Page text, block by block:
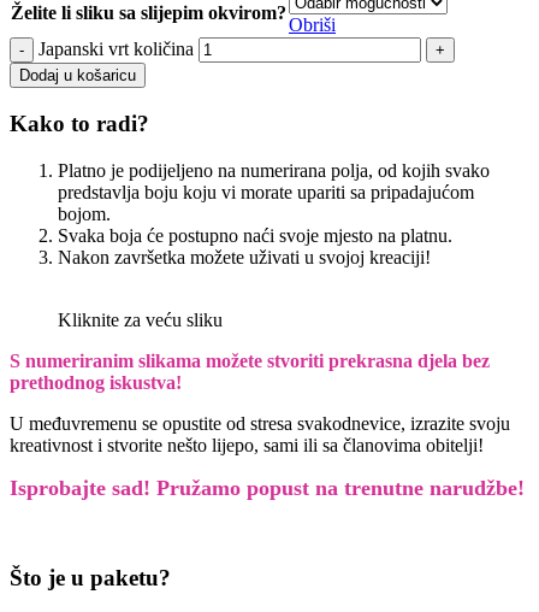
Želite li sliku sa slijepim okvirom?
Obriši
Japanski vrt količina
Dodaj u košaricu
Kako to radi?
Platno je podijeljeno na numerirana polja, od kojih svako
predstavlja boju koju vi morate upariti sa pripadajućom
bojom.
Svaka boja će postupno naći svoje mjesto na platnu.
Nakon završetka možete uživati u svojoj kreaciji!
Kliknite za veću sliku
S numeriranim slikama možete stvoriti prekrasna djela bez
prethodnog iskustva!
U međuvremenu se opustite od stresa svakodnevice, izrazite svoju
kreativnost i stvorite nešto lijepo, sami ili sa članovima obitelji!
Isprobajte sad! Pružamo popust na trenutne narudžbe!
Što je u paketu?